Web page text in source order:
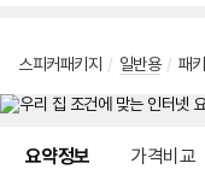
스피커패키지 / 일반용 / 패
요약정보 가격비교